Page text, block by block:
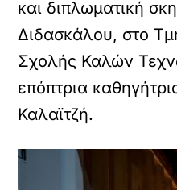
και διπλωματική
Διδασκάλου, στο
Σχολής Καλών
επόπτρια
Καλαϊτζή.